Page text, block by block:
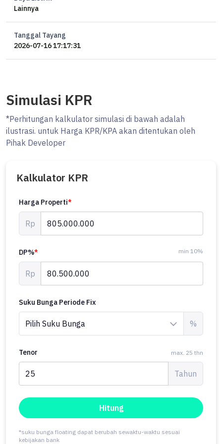
Tidak hanya itu, namun properti ini juga memiliki keunggulan sebagai
berikut:
- Dekat Pusat Perbelanjaan.
Anda ke fasilitas-fasilitas utama dan unggulan.
Harga yang sangat kompetitif yaitu, Rp. 805.000.000, rumah ini siap
menjadi milik Anda!
properti asri ini milik Anda.
Lainnya
Tanggal Tayang
2026-07-16 17:17:31
Simulasi KPR
*Perhitungan kalkulator simulasi di bawah adalah
ilustrasi. untuk Harga KPR/KPA akan ditentukan oleh
Pihak Developer
Kalkulator KPR
Harga Properti*
Rp
DP%* min 10%
Rp
Suku Bunga Periode Fix
%
Tenor max. 25 thn
Tahun
Hitung
*suku bunga floating dapat berubah sewaktu-waktu sesuai
kebijakan bank